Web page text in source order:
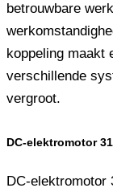
betrouwbare
koppeling maakt
verschillende
vergroot.
DC-elektromotor
DC-elektromotor